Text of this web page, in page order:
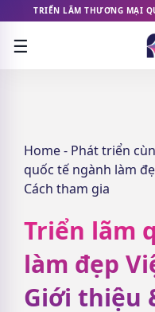
TRIỂN LÃM THƯƠNG MẠI
☰
Home- Phát triển
quốc tế ngành làm
Cách tham gia
Triển lãm
làm đẹp
Giới thiệu